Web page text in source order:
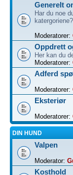
Generelt
Har du noe
katergoriene?
Moderatorer:
Oppdrett
Her kan du
Moderatorer:
Adferd
Moderatorer:
Eksteriør
Moderatorer:
DIN HUND
Valpen
Moderator:
Kosthold